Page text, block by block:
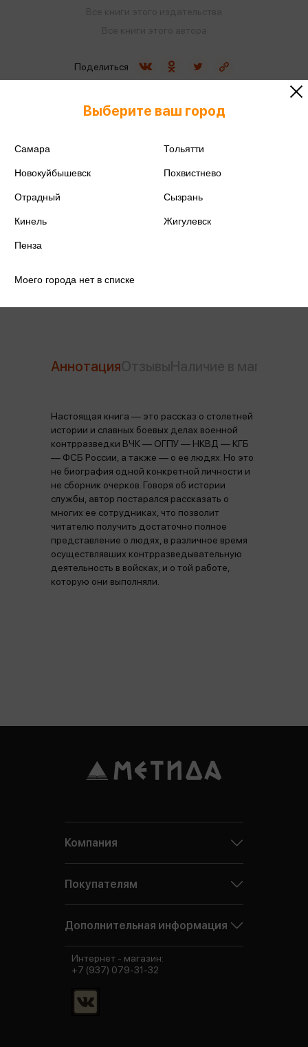
978-5-235-05221-5
Поделиться
Аннотация
Настоящая книга — это рассказ о столетней
истории и славных боевых делах военной
контрразведки ВЧК — ОГПУ — НКВД — КГБ
— ФСБ России, а также — о ее людях. Но это
не биография одной конкретной личности и
не сборник очерков. Говоря об истории
службы, автор постарался рассказать о
многих ее сотрудниках, что позволит
читателю получить достаточно полное
представление о людях, в различное время
осуществлявших контрразведывательную
деятельность в войсках, и о той работе,
которую они выполняли.
Выберите ваш город
Самара Тольятти
Новокуйбышевск Похвистнево
Отрадный Сызрань
Кинель Жигулевск
Пенза
Моего города нет в списке
Компания
Покупателям
Дополнительная информация
Интернет - магазин:
+7 (937) 079-31-32